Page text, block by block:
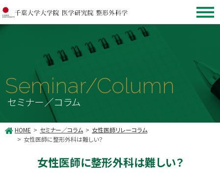
Seminar/Column
セミナー／コラム
HOME セミナー／コラム
女性医師リレーコラム
女性医師に整形外科は難しい？
女性医師に整形外科は難しい？